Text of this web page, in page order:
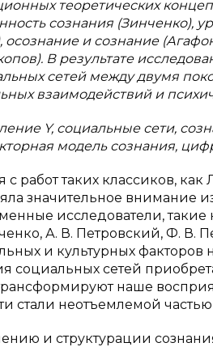
теоретических
сознания (Зинченко),
осознание и сознание
В результате
сетей между двумя
взаимодействий и
Y, социальные сети,
модель сознания,
работ таких классиков,
значительное внимание
исследователи, такие
А. В. Петровский, Ф. В.
и культурных
социальных сетей
наше
стали неотъемлемой
и структурации